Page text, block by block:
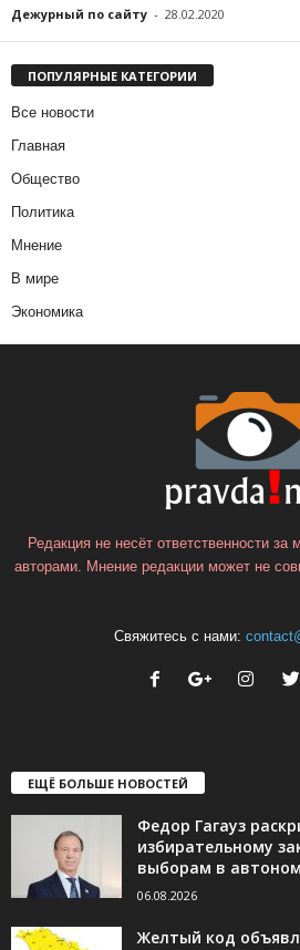
Дежурный по сайту - 28.02.2020
ПОПУЛЯРНЫЕ КАТЕГОРИИ
Все новости
Главная
Общество
Политика
Мнение
В мире
Экономика
Редакция не несёт ответственности
авторами. Мнение редакции может не
Свяжитесь с нами:
ЕЩЁ БОЛЬШЕ НОВОСТЕЙ
Федор Гагауз
избирательному
выборам в
06.08.2026
Желтый код